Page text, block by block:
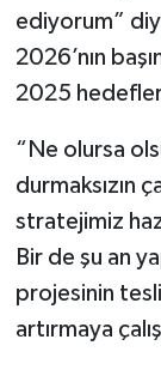
ediyorum”
2026’nın
2025
“Ne olursa
durmaksızın
stratejimiz
Bir de şu an
projesinin
artırmaya